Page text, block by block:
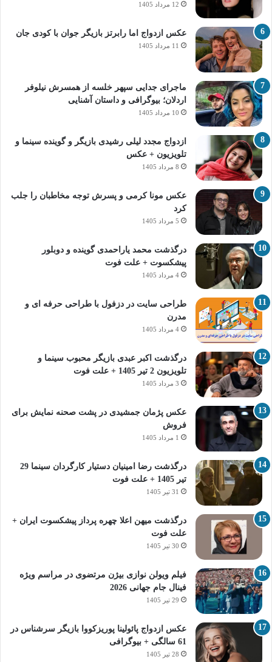
12 مرداد 1405
عکس ازدواج اما رابرتز بازیگر جوان با کودی جان
11 مرداد 1405
ماجرای جدایی سپهر خلسه از همسرش نیلوفر
اردلان؛ بیوگرافی و داستان آشنایی
10 مرداد 1405
ازدواج مجدد لیلی رشیدی بازیگر و گوینده سینما و
تلویزیون + عکس
8 مرداد 1405
عکس مونا کرمی و پسرش توجه مخاطبان را جلب
کرد
5 مرداد 1405
درگذشت محمد یاراحمدی گوینده و دوبلور
پیشکسوت + علت فوت
4 مرداد 1405
طراحی سایت در دزفول با طراحی حرفه‌ ای و
مدرن
4 مرداد 1405
درگذشت اکبر عبدی بازیگر محبوب سینما و
تلویزیون 2 تیر 1405 + علت فوت
3 مرداد 1405
عکس پژمان جمشیدی در پشت صحنه نمایش برای
فروش
1 مرداد 1405
درگذشت رضا امینیان دستیار کارگردان سینما 29
تیر 1405 + علت فوت
31 تیر 1405
درگذشت میهن اعلا چهره پرداز پیشکسوت ایران +
علت فوت
30 تیر 1405
فیلم ویولن نوازی بیژن مرتضوی در مراسم ویژه
فینال جام جهانی 2026
29 تیر 1405
عکس ازدواج پائولینا پوریزکووا بازیگر سرشناس در
61 سالگی + بیوگرافی
28 تیر 1405